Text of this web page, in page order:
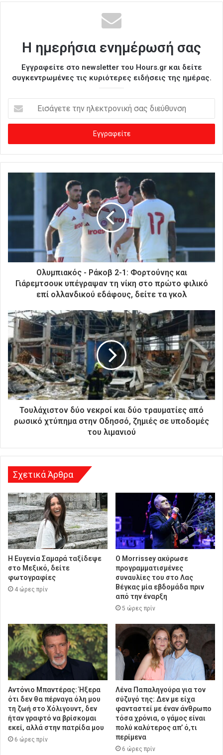
Η ημερήσια ενημέρωσή σας
Εγγραφείτε στο newsletter του Hours.gr και δείτε
συγκεντρωμένες τις κυριότερες ειδήσεις της ημέρας.
σ
γ
ε
η
κ
τ
κ
ή
α
ς
δ
ι
ε
ύ
η
Ολυμπιακός - Ράκοβ 2-1: Φορτούνης και
Γιάρεμτσουκ υπέγραψαν τη νίκη στο πρώτο φιλικό
επί ολλανδικού εδάφους, δείτε τα γκολ
Τουλάχιστον δύο νεκροί και δύο τραυματίες από
ρωσικό χτύπημα στην Οδησσό, ζημιές σε υποδομές
του λιμανιού
Σχετικά Άρθρα
Η Ευγενία Σαμαρά ταξίδεψε
στο Μεξικό, δείτε
φωτογραφίες
4 ώρες πρίν
Ο Morrissey ακύρωσε
προγραμματισμένες
συναυλίες του στο Λας
Βέγκας μία εβδομάδα πριν
από την έναρξη
5 ώρες πρίν
Αντόνιο Μπαντέρας: Ήξερα
ότι δεν θα πέρναγα όλη μου
τη ζωή στο Χόλιγουντ, δεν
ήταν γραφτό να βρίσκομαι
εκεί, αλλά στην πατρίδα μου
6 ώρες πρίν
Λένα Παπαληγούρα για τον
σύζυγό της: Δεν με είχα
φανταστεί με έναν άνθρωπο
τόσα χρόνια, ο γάμος είναι
πολύ καλύτερος απ’ ό,τι
περίμενα
6 ώρες πρίν